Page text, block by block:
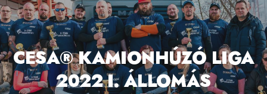
CESA® KAMIONHÚZÓ LIGA
2022 I. ÁLLOMÁS